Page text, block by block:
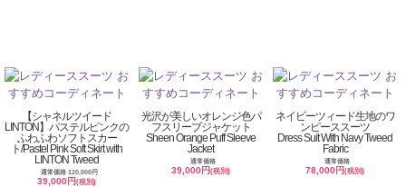
【シャネルツイード
LINTON】パステルピンクの
ふわふわソフトスカー
ト/Pastel Pink Soft Skirt with
LINTON Tweed
通常価格 120,000円
39,000円(税別)
光沢が美しいオレンジ色パ
フスリーブジャケット
Sheen Orange Puff Sleeve
Jacket
通常価格
39,000円(税別)
ネイビーツィード生地のワ
ンピーススーツ
Dress Suit With Navy Tweed
Fabric
通常価格
78,000円(税別)